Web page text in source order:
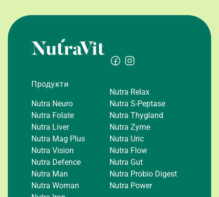
Продукти
Nutra Neuro
Nutra Folate
Nutra Liver
Nutra Mag Plus
Nutra Vision
Nutra Defence
Nutra Man
Nutra Woman
Nutra Relax
Nutra S-Peptase
Nutra Thygland
Nutra Zyme
Nutra Uric
Nutra Flow
Nutra Gut
Nutra Probio Digest
Nutra Power